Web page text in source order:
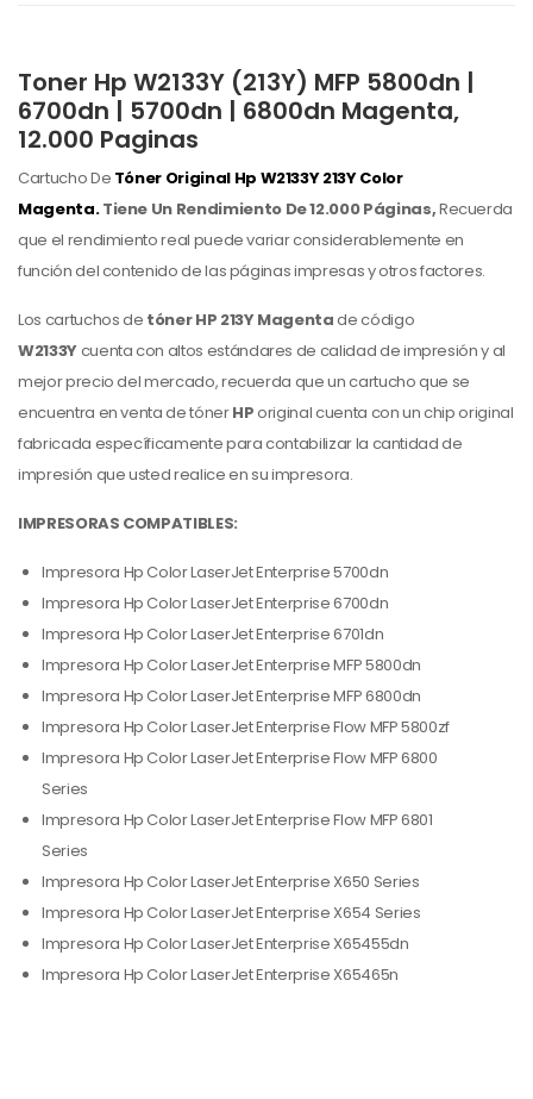
Toner Hp W2133Y (213Y) MFP 5800dn |
6700dn | 5700dn | 6800dn Magenta,
12.000 Paginas
Cartucho De Tóner Original Hp W2133Y 213Y Color
Magenta.Tiene Un Rendimiento De 12.000 Páginas,Recuerda
que el rendimiento real puede variar considerablemente en
función del contenido de las páginas impresas y otros factores.
Los cartuchos de tóner HP 213Y Magentade código
W2133Ycuenta con altos estándares de calidad de impresión y al
mejor precio del mercado, recuerda que un cartucho que se
encuentra en venta de tónerHPoriginal cuenta con un chip original
fabricada específicamente para contabilizar la cantidad de
impresión que usted realice en su impresora.
IMPRESORAS COMPATIBLES:
Impresora Hp Color LaserJet Enterprise 5700dn
Impresora Hp Color LaserJet Enterprise 6700dn
Impresora Hp Color LaserJet Enterprise 6701dn
Impresora Hp Color LaserJet Enterprise MFP 5800dn
Impresora Hp Color LaserJet Enterprise MFP 6800dn
Impresora Hp Color LaserJet Enterprise Flow MFP 5800zf
Impresora Hp Color LaserJet Enterprise Flow MFP 6800
Series
Impresora Hp Color LaserJet Enterprise Flow MFP 6801
Series
Impresora Hp Color LaserJet Enterprise X650 Series
Impresora Hp Color LaserJet Enterprise X654 Series
Impresora Hp Color LaserJet Enterprise X65455dn
Impresora Hp Color LaserJet Enterprise X65465n